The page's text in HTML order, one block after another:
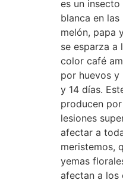
es un
blanca en
melón, papa
se esparza a
color café
por huevos y
y 14 días.
producen
lesiones
afectar a
meristemos,
yemas
afectan a los